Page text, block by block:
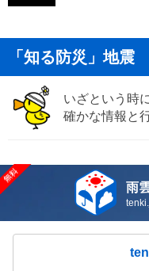
「知る防災」地震
いざという時
確かな情報と
雨